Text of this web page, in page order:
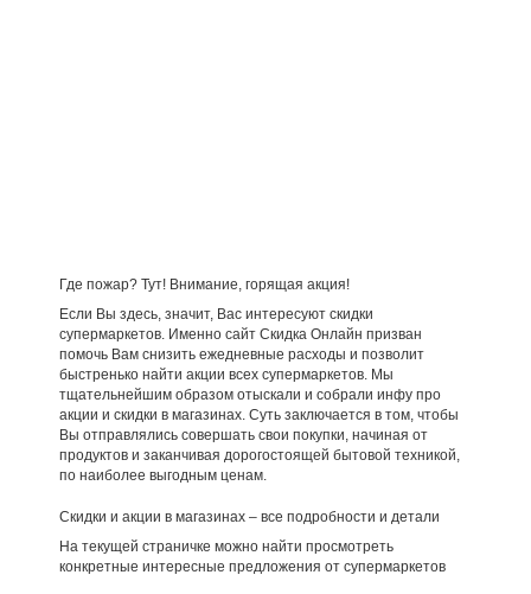
Где пожар? Тут! Внимание, горящая акция!
Если Вы здесь, значит, Вас интересуют скидки
супермаркетов. Именно сайт Скидка Онлайн призван
помочь Вам снизить ежедневные расходы и позволит
быстренько найти акции всех супермаркетов. Мы
тщательнейшим образом отыскали и собрали инфу про
акции и скидки в магазинах. Суть заключается в том, чтобы
Вы отправлялись совершать свои покупки, начиная от
продуктов и заканчивая дорогостоящей бытовой техникой,
по наиболее выгодным ценам.
Скидки и акции в магазинах – все подробности и детали
На текущей страничке можно найти просмотреть
конкретные интересные предложения от супермаркетов